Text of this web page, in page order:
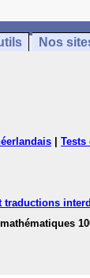
Nos
Tests
traductions
mathématiques